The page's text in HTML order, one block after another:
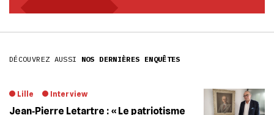
DÉCOUVREZ AUSSI NOS DERNIÈRES ENQUÊTES
Lille Interview
Jean‐Pierre Letartre : « Le patriotisme